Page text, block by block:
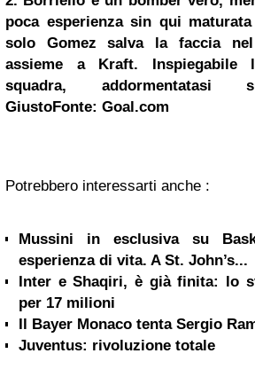
poca esperienza sin qui
solo Gomez salva la faccia nel
assieme a Kraft. Inspiegabile
squadra, addormentatasi
GiustoFonte: Goal.com
Potrebbero interessarti anche :
Mussini in esclusiva su
esperienza di vita. A St. John’s...
Inter e Shaqiri, è già finita: lo
per 17 milioni
Il Bayer Monaco tenta Sergio
Juventus: rivoluzione totale